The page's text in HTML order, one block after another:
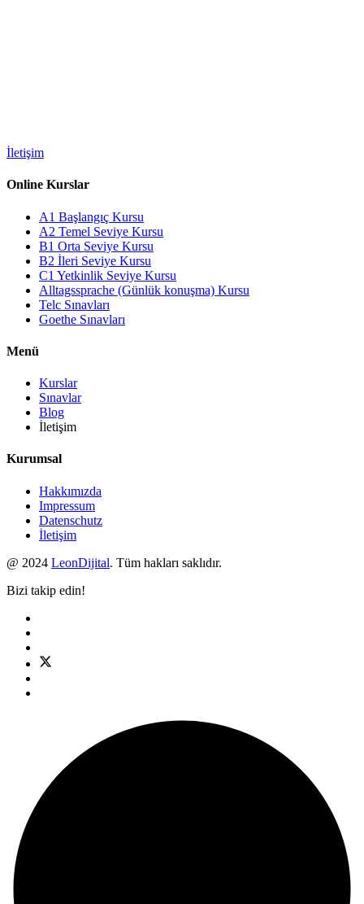
İletişim
Online Kurslar
A1 Başlangıç Kursu
A2 Temel Seviye Kursu
B1 Orta Seviye Kursu
B2 İleri Seviye Kursu
C1 Yetkinlik Seviye Kursu
Alltagssprache (Günlük konuşma) Kursu
Telc Sınavları
Goethe Sınavları
Menü
Kurslar
Sınavlar
Blog
İletişim
Kurumsal
Hakkımızda
Impressum
Datenschutz
İletişim
@ 2024 LeonDijital. Tüm hakları saklıdır.
Bizi takip edin!